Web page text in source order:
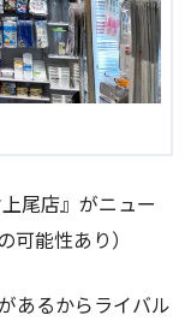
尾店』がニュー
能性あり）
あるからライバル